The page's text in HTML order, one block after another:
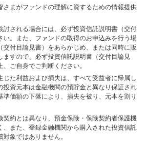
さまがファンドの理解に資するための情報提供
討される場合には、必ず投資信託説明書（交付
い。また、ファンドの取得のお申込みを行う場
交付目論見書）をあらかじめ、または同時に販
ますので、必ず投資信託説明書（交付目論見
ご自身でご判断ください。
じた利益および損失は、すべて受益者に帰属し
投資元本は金融機関の預貯金と異なり保証され
準価額の下落により、損失を被り、元本を割り
契約とは異なり、預金保険・保険契約者保護機
、また、登録金融機関から購入された投資信託
象ではありません。